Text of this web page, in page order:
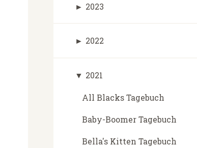
► 2023
► 2022
▼ 2021
All Blacks Tagebuch
Baby-Boomer Tagebuch
Bella's Kitten Tagebuch